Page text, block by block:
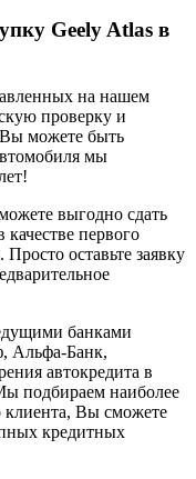
Geely Atlas в
на нашем
проверку и
можете быть
мы
выгодно сдать
первого
оставьте заявку
банками
Альфа-Банк,
автокредита в
подбираем наиболее
клиента, Вы сможете
кредитных